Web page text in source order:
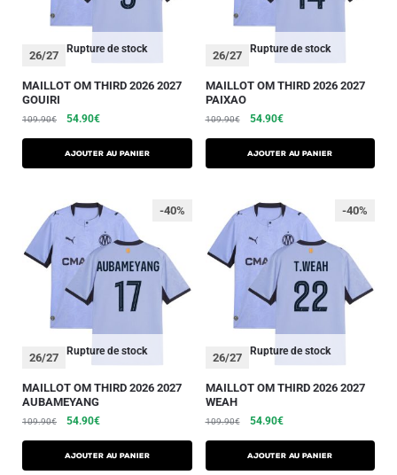
Rupture de stock
26/27
MAILLOT OM THIRD 2026 2027
GOUIRI
109.90€ 54.90€
AJOUTER AU PANIER
Rupture de stock
26/27
MAILLOT OM THIRD 2026 2027
PAIXAO
109.90€ 54.90€
AJOUTER AU PANIER
Rupture de stock
26/27
-40%
MAILLOT OM THIRD 2026 2027
AUBAMEYANG
109.90€ 54.90€
AJOUTER AU PANIER
Rupture de stock
26/27
-40%
MAILLOT OM THIRD 2026 2027
WEAH
109.90€ 54.90€
AJOUTER AU PANIER